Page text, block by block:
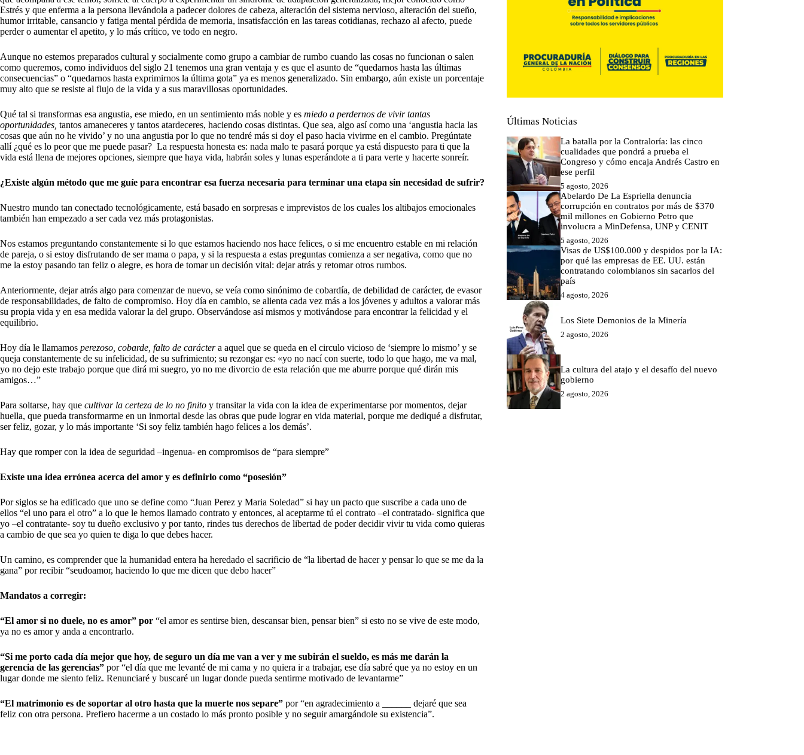
Estrés y que enferma a la persona llevándola a padecer dolores de cabeza, alteración del sistema nervioso, alteración del sueño,
humor irritable, cansancio y fatiga mental pérdida de memoria, insatisfacción en las tareas cotidianas, rechazo al afecto, puede
perder o aumentar el apetito, y lo más crítico, ve todo en negro.
Aunque no estemos preparados cultural y socialmente como grupo a cambiar de rumbo cuando las cosas no funcionan o salen
como queremos, como individuos del siglo 21 tenemos una gran ventaja y es que el asunto de “quedarnos hasta las últimas
consecuencias” o “quedarnos hasta exprimirnos la última gota” ya es menos generalizado. Sin embargo, aún existe un porcentaje
muy alto que se resiste al flujo de la vida y a sus maravillosas oportunidades.
Qué tal si transformas esa angustia, ese miedo, en un sentimiento más noble y es miedo a perdernos de vivir tantas
oportunidades, tantos amaneceres y tantos atardeceres, haciendo cosas distintas. Que sea, algo así como una ‘angustia hacia las
cosas que aún no he vivido’ y no una angustia por lo que no tendré más si doy el paso hacia vivirme en el cambio. Pregúntate
allí ¿qué es lo peor que me puede pasar? La respuesta honesta es: nada malo te pasará porque ya está dispuesto para ti que la
vida está llena de mejores opciones, siempre que haya vida, habrán soles y lunas esperándote a ti para verte y hacerte sonreír.
¿Existe algún método que me guíe para encontrar esa fuerza necesaria para terminar una etapa sin necesidad de sufrir?
Nuestro mundo tan conectado tecnológicamente, está basado en sorpresas e imprevistos de los cuales los altibajos emocionales
también han empezado a ser cada vez más protagonistas.
Nos estamos preguntando constantemente si lo que estamos haciendo nos hace felices, o si me encuentro estable en mi relación
de pareja, o si estoy disfrutando de ser mama o papa, y si la respuesta a estas preguntas comienza a ser negativa, como que no
me la estoy pasando tan feliz o alegre, es hora de tomar un decisión vital: dejar atrás y retomar otros rumbos.
Anteriormente, dejar atrás algo para comenzar de nuevo, se veía como sinónimo de cobardía, de debilidad de carácter, de evasor
de responsabilidades, de falto de compromiso. Hoy día en cambio, se alienta cada vez más a los jóvenes y adultos a valorar más
su propia vida y en esa medida valorar la del grupo. Observándose así mismos y motivándose para encontrar la felicidad y el
equilibrio.
Hoy día le llamamos perezoso, cobarde, falto de caráctera aquel que se queda en el circulo vicioso de ‘siempre lo mismo’ y se
queja constantemente de su infelicidad, de su sufrimiento; su rezongar es: «yo no nací con suerte, todo lo que hago, me va mal,
yo no dejo este trabajo porque que dirá mi suegro, yo no me divorcio de esta relación que me aburre porque qué dirán mis
amigos…”
Para soltarse, hay que cultivar la certeza de lo no finito y transitar la vida con la idea de experimentarse por momentos, dejar
huella, que pueda transformarme en un inmortal desde las obras que pude lograr en vida material, porque me dediqué a disfrutar,
ser feliz, gozar, y lo más importante ‘Si soy feliz también hago felices a los demás’.
Hay que romper con la idea de seguridad –ingenua- en compromisos de “para siempre”
Existe una idea errónea acerca del amor y es definirlo como “posesión”
Por siglos se ha edificado que uno se define como “Juan Perez y Maria Soledad” si hay un pacto que suscribe a cada uno de
ellos “el uno para el otro” a lo que le hemos llamado contrato y entonces, al aceptarme tú el contrato –el contratado- significa que
yo –el contratante- soy tu dueño exclusivo y por tanto, rindes tus derechos de libertad de poder decidir vivir tu vida como quieras
a cambio de que sea yo quien te diga lo que debes hacer.
Un camino, es comprender que la humanidad entera ha heredado el sacrificio de “la libertad de hacer y pensar lo que se me da la
gana” por recibir “seudoamor, haciendo lo que me dicen que debo hacer”
Mandatos a corregir:
“El amor si no duele, no es amor” por “el amor es sentirse bien, descansar bien, pensar bien” si esto no se vive de este modo,
ya no es amor y anda a encontrarlo.
“Si me porto cada día mejor que hoy, de seguro un día me van a ver y me subirán el sueldo, es más me darán la
gerencia de las gerencias” por “el día que me levanté de mi cama y no quiera ir a trabajar, ese día sabré que ya no estoy en un
lugar donde me siento feliz. Renunciaré y buscaré un lugar donde pueda sentirme motivado de levantarme”
“El matrimonio es de soportar al otro hasta que la muerte nos separe” por “en agradecimiento a ______ dejaré que sea
feliz con otra persona. Prefiero hacerme a un costado lo más pronto posible y no seguir amargándole su existencia”.
Últimas Noticias
La batalla por la Contraloría: las cinco
cualidades que pondrá a prueba el
Congreso y cómo encaja Andrés Castro en
ese perfil
5 agosto, 2026
Abelardo De La Espriella denuncia
corrupción en contratos por más de $370
mil millones en Gobierno Petro que
involucra a MinDefensa, UNP y CENIT
5 agosto, 2026
Visas de US$100.000 y despidos por la IA:
por qué las empresas de EE. UU. están
contratando colombianos sin sacarlos del
país
4 agosto, 2026
Los Siete Demonios de la Minería
2 agosto, 2026
La cultura del atajo y el desafío del nuevo
gobierno
2 agosto, 2026